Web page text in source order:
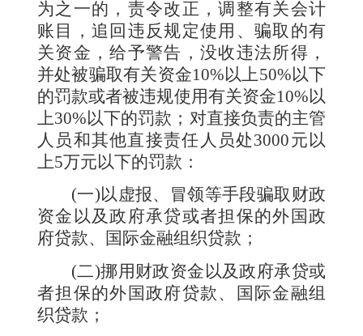
为之一的，责令改正，调整有关会计
账目，追回违反规定使用、骗取的有
关资金，给予警告，没收违法所得，
并处被骗取有关资金10%以上50%以下
的罚款或者被违规使用有关资金10%以
上30%以下的罚款；对直接负责的主管
人员和其他直接责任人员处3000元以
上5万元以下的罚款：
(一)以虚报、冒领等手段骗取财政
资金以及政府承贷或者担保的外国政
府贷款、国际金融组织贷款；
(二)挪用财政资金以及政府承贷或
者担保的外国政府贷款、国际金融组
织贷款；